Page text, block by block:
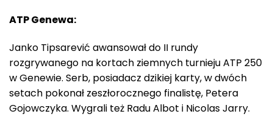
ATP Genewa:
Janko Tipsarević awansował do II rundy
rozgrywanego na kortach ziemnych turnieju ATP 250
w Genewie. Serb, posiadacz dzikiej karty, w dwóch
setach pokonał zeszłorocznego finalistę, Petera
Gojowczyka. Wygrali też Radu Albot i Nicolas Jarry.